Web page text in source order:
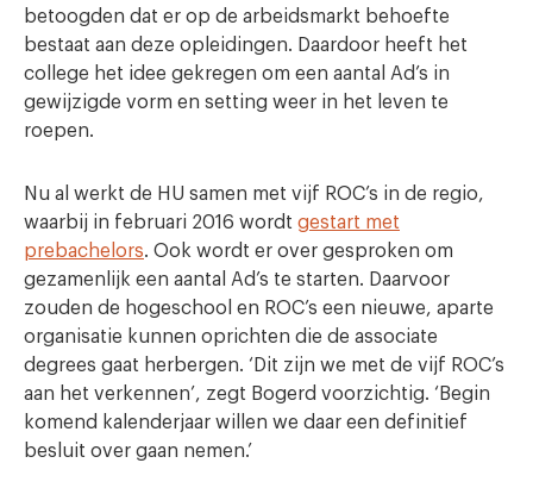
betoogden dat er op de arbeidsmarkt behoefte
bestaat aan deze opleidingen. Daardoor heeft het
college het idee gekregen om een aantal Ad’s in
gewijzigde vorm en setting weer in het leven te
roepen.
Nu al werkt de HU samen met vijf ROC’s in de regio,
waarbij in februari 2016 wordt gestart met
prebachelors. Ook wordt er over gesproken om
gezamenlijk een aantal Ad’s te starten. Daarvoor
zouden de hogeschool en ROC’s een nieuwe, aparte
organisatie kunnen oprichten die de associate
degrees gaat herbergen. ‘Dit zijn we met de vijf ROC’s
aan het verkennen’, zegt Bogerd voorzichtig. ‘Begin
komend kalenderjaar willen we daar een definitief
besluit over gaan nemen.’